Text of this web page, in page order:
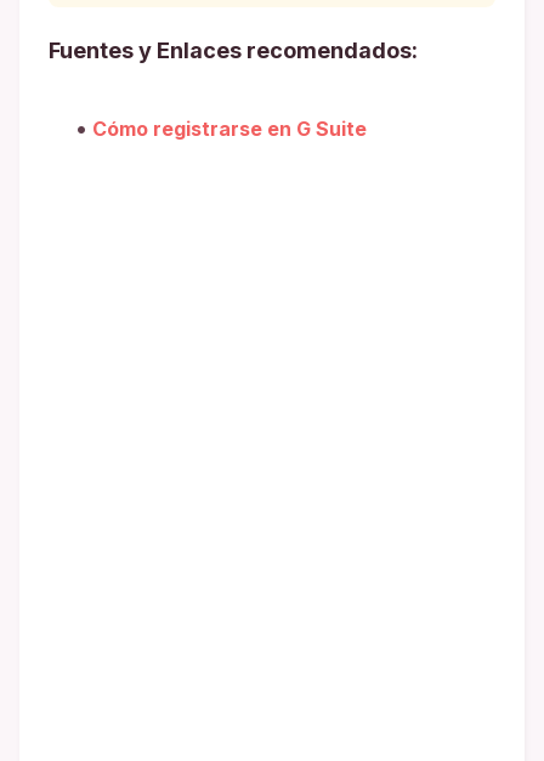
Fuentes y Enlaces recomendados:
Cómo registrarse en G Suite